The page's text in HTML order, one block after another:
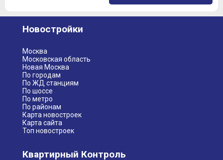
Новостройки
Москва
Московская область
Новая Москва
По городам
По ЖД станциям
По шоссе
По метро
По районам
Карта новостроек
Карта сайта
Топ новостроек
Квартирный Контроль